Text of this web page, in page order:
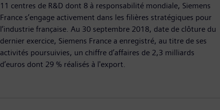
11 centres de R&D dont 8 à responsabilité mondiale, Siemens
France s’engage activement dans les filières stratégiques pour
l’industrie française. Au 30 septembre 2018, date de clôture du
dernier exercice, Siemens France a enregistré, au titre de ses
activités poursuivies, un chiffre d’affaires de 2,3 milliards
d’euros dont 29 % réalisés à l'export.